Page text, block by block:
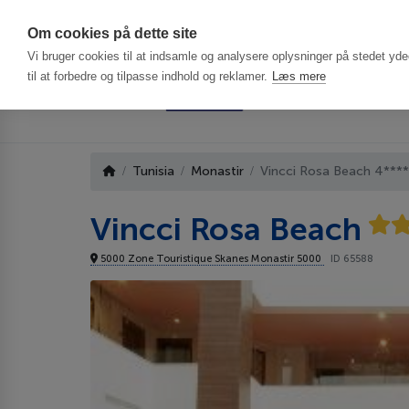
Om cookies på dette site
Vi bruger cookies til at indsamle og analysere oplysninger på stedet
til at forbedre og tilpasse indhold og reklamer. Læs mere
Tunisia Monastir Vincci Rosa Beach 4****
Vincci Rosa Beach
5000 Zone Touristique Skanes Monastir 5000 ID 65588